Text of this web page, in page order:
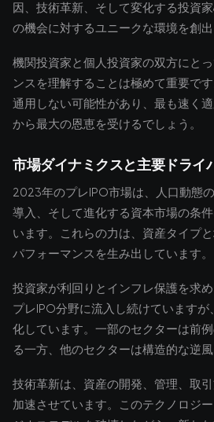
因、技術革新、そして変化する投資
の機会に対するユニークな環境を創出
機関投資家と個人投資家の双方にと
ンスを理解することは極めて重要で
通用しない可能性があり、最も速く
から最大の恩恵を受けるでしょう。
市場ダイナミクスと主要ドライ
2023年のプレIPO市場は、人口動態
導入、そして進化する資本市場の条
います。これらの力は、資産タイプ
パフォーマンスを生み出しています。
投資家が利回りとインフレ保護を求
プレIPO分野に流入し続けています
化しています。一部のセクターは前
る一方、他のセクターは構造的な逆風
技術革新は、資産の開発、管理、取
加速させています。このテクノロジ